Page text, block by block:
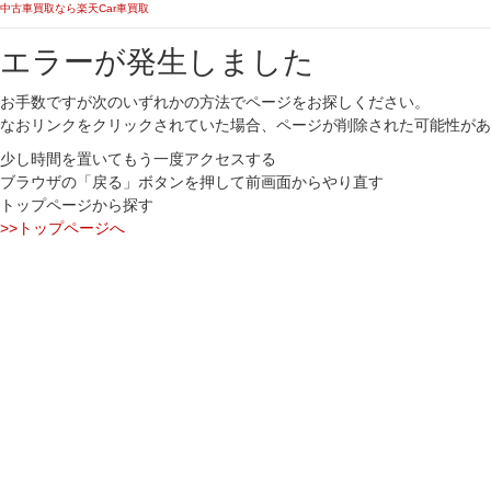
中古車買取なら楽天Car車買取
エラーが発生しました
お手数ですが次のいずれかの方法でページをお探しください。
なおリンクをクリックされていた場合、ページが削除された可能性が
少し時間を置いてもう一度アクセスする
ブラウザの「戻る」ボタンを押して前画面からやり直す
トップページから探す
>>トップページへ